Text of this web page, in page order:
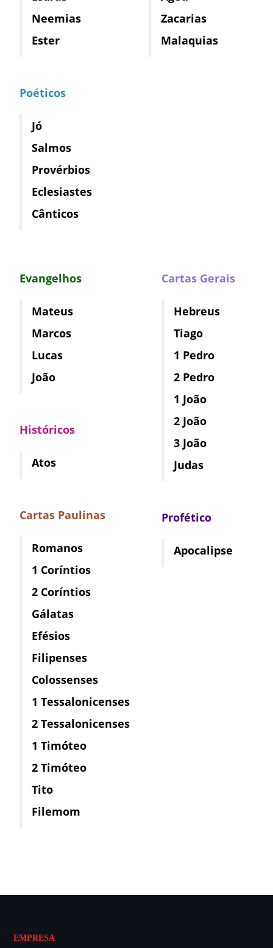
Neemias
Ester
Poéticos
Jó
Salmos
Provérbios
Eclesiastes
Cânticos
Zacarias
Malaquias
Evangelhos
Mateus
Marcos
Lucas
João
Históricos
Atos
Cartas Paulinas
Romanos
1 Coríntios
2 Coríntios
Gálatas
Efésios
Filipenses
Colossenses
1 Tessalonicenses
2 Tessalonicenses
1 Timóteo
2 Timóteo
Tito
Filemom
Cartas Gerais
Hebreus
Tiago
1 Pedro
2 Pedro
1 João
2 João
3 João
Judas
Profético
Apocalipse
EMPRESA